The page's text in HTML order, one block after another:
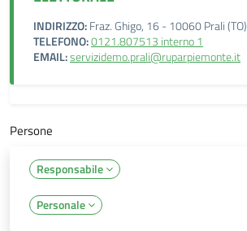
INDIRIZZO:Fraz. Ghigo, 16 - 10060 Prali (TO)
TELEFONO:0121.807513 interno 1
EMAIL:servizidemo.prali@ruparpiemonte.it
Persone
Responsabile
Personale